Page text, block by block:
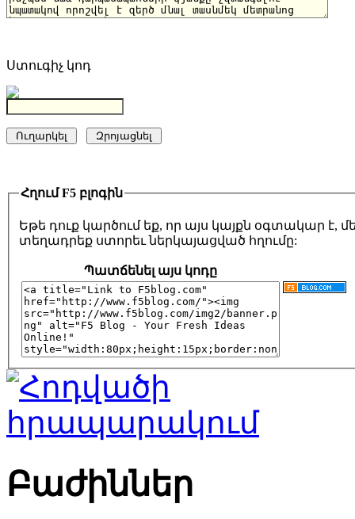
Ստուգիչ կոդ
Հղում F5 բլոգին
Եթե դուք կարծում եք, որ այս կայքն օգտակար է,
տեղադրեք ստորեւ ներկայացված հղումը:
Պատճենել այս կոդը
Բաժիններ